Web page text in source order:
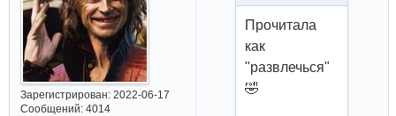
Зарегистрирован: 2022-06-17
Сообщений:4014
Прочитала
как
"развлечься"
🤣